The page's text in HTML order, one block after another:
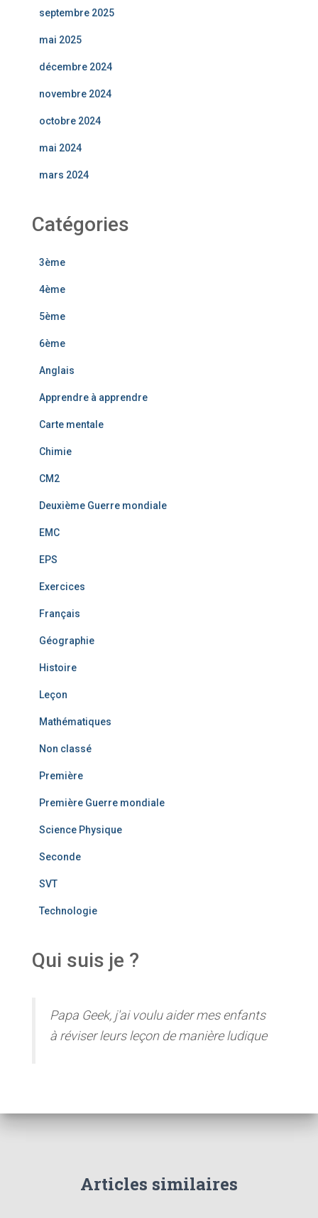
septembre 2025
mai 2025
décembre 2024
novembre 2024
octobre 2024
mai 2024
mars 2024
Catégories
3ème
4ème
5ème
6ème
Anglais
Apprendre à apprendre
Carte mentale
Chimie
CM2
Deuxième Guerre mondiale
EMC
EPS
Exercices
Français
Géographie
Histoire
Leçon
Mathématiques
Non classé
Première
Première Guerre mondiale
Science Physique
Seconde
SVT
Technologie
Qui suis je ?
Papa Geek, j'ai voulu aider mes enfants
à réviser leurs leçon de manière ludique
Articles similaires